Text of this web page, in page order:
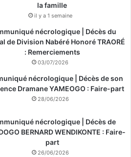
la famille
il y a 1 semaine
nécrologique | Décès du
de Division Nabéré Honoré TRAORÉ
: Remerciements
03/07/2026
nécrologique | Décès de son
Dramane YAMEOGO : Faire-part
28/06/2026
nécrologique | Décès de
BERNARD WENDIKONTE : Faire-
part
26/06/2026